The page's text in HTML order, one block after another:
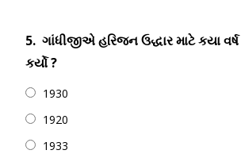
5. ગાંધીજીએ હરિજન ઉદ્ધાર માટે કયા
કર્યો ?
1930
1920
1933